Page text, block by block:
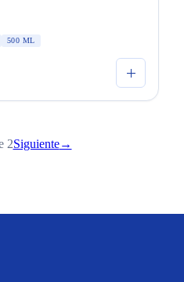
500 ML
2Siguiente→